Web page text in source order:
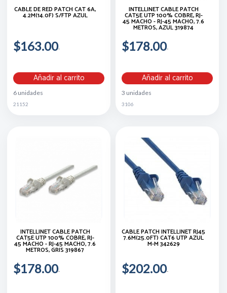
CABLE DE RED PATCH CAT 6A,
4.2M(14.0F) S/FTP AZUL
$163.00
Añadir al carrito
6 unidades
21152
INTELLINET CABLE PATCH
CAT5E UTP 100% COBRE, RJ-
45 MACHO - RJ-45 MACHO, 7.6
METROS, AZUL 319874
$178.00
Añadir al carrito
3 unidades
3106
INTELLINET CABLE PATCH
CAT5E UTP 100% COBRE, RJ-
45 MACHO - RJ-45 MACHO, 7.6
METROS, GRIS 319867
$178.00
CABLE PATCH INTELLINET RJ45
7.6M(25.0FT) CAT6 UTP AZUL
M-M 342629
$202.00